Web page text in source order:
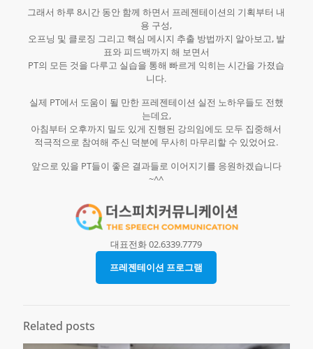
그래서 하루 8시간 동안 함께 하면서 프레젠테이션의 기획부터 내
용 구성,
오프닝 및 클로징 그리고 핵심 메시지 추출 방법까지 알아보고, 발
표와 피드백까지 해 보면서
PT의 모든 것을 다루고 실습을 통해 빠르게 익히는 시간을 가졌습
니다.​
실제 PT에서 도움이 될 만한 프레젠테이션 실전 노하우들도 전했
는데요,
아침부터 오후까지 밀도 있게 진행된 강의임에도 모두 집중해서
적극적으로 참여해 주신 덕분에 무사히 마무리할 수 있었어요.
앞으로 있을 PT들이 좋은 결과들로 이어지기를 응원하겠습니다
~^^
대표전화 02.6339.7779
프레젠테이션 프로그램
Related posts